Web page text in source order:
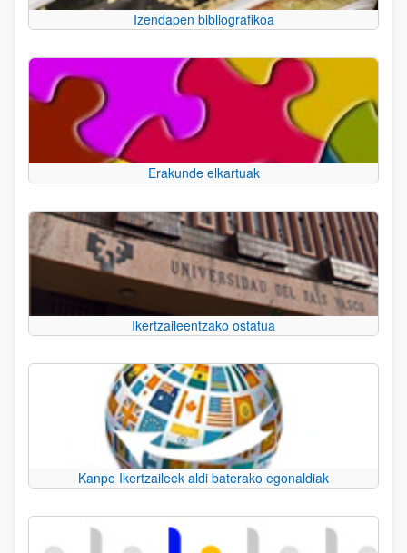
Izendapen bibliografikoa
Erakunde elkartuak
Ikertzaileentzako ostatua
Kanpo Ikertzaileek aldi baterako egonaldiak